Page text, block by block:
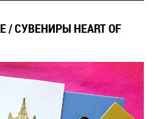
СУВЕНИРЫ HEART OF